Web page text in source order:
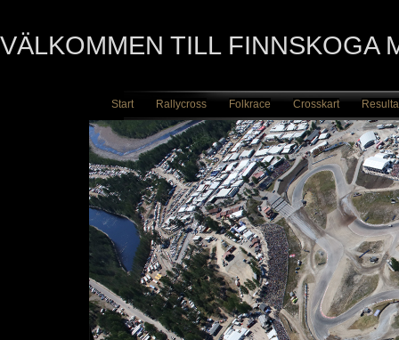
VÄLKOMMEN TILL FINNSKOGA
Start Rallycross Folkrace Crosskart